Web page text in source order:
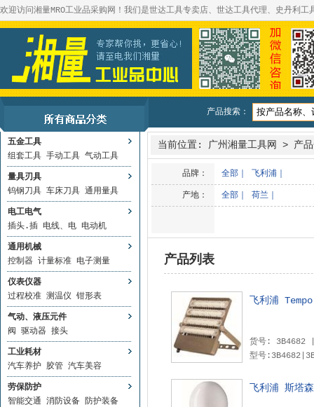
欢迎访问湘量MRO工业品采购网！我们是世达工具专卖店、世达工具代理、史丹利
产品搜索：
五金工具
组套工具 手动工具 气动工具
量具刃具
钨钢刀具 车床刀具 通用量具
电工电气
插头.插 电线、电 电动机
通用机械
控制器 计量标准 电子测量
仪表仪器
过程校准 测温仪 钳形表
气动、液压元件
阀
驱动器 接头
工业耗材
汽车养护 胶管 汽车美容
劳保防护
智能交通 消防设备 防护装备
当前位置: 广州湘量工具网 > 产
品牌： 全部 飞利浦
产地： 全部 荷兰
产品列表
飞利浦
货号: 3B4682
型号
飞利浦 斯塔